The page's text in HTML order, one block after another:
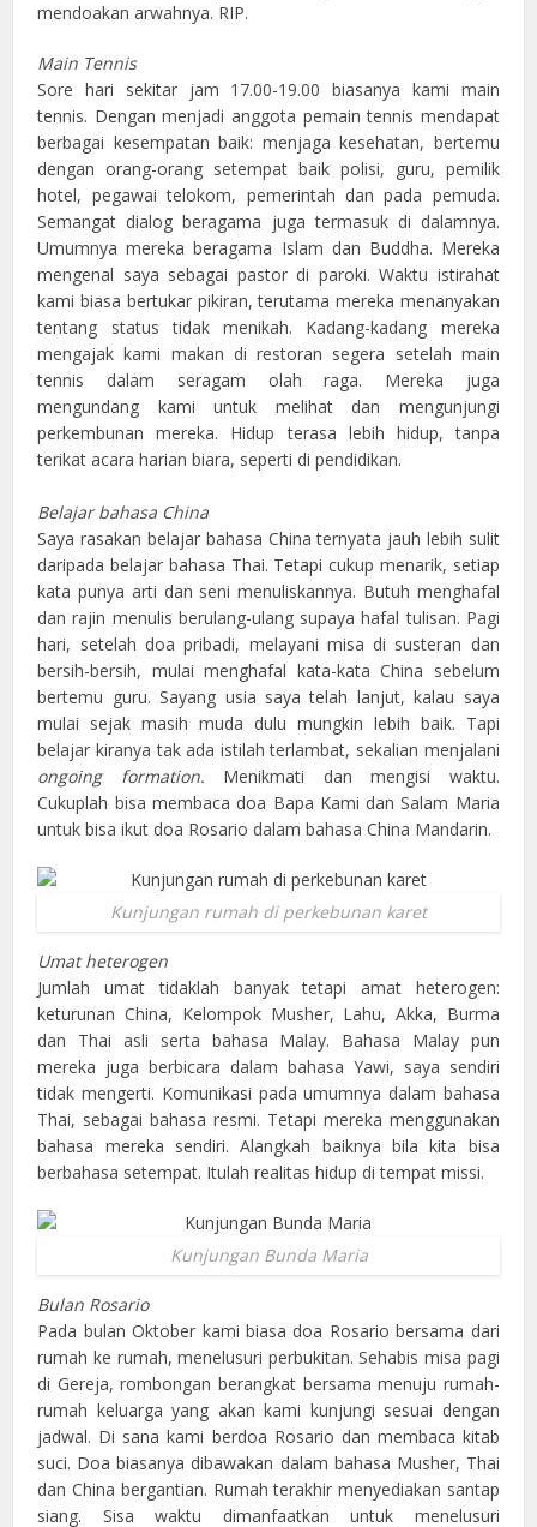
mendoakan arwahnya. RIP.
Main Tennis
Sore hari sekitar jam 17.00-19.00 biasanya kami main
tennis. Dengan menjadi anggota pemain tennis mendapat
berbagai kesempatan baik: menjaga kesehatan, bertemu
dengan orang-orang setempat baik polisi, guru, pemilik
hotel, pegawai telokom, pemerintah dan pada pemuda.
Semangat dialog beragama juga termasuk di dalamnya.
Umumnya mereka beragama Islam dan Buddha. Mereka
mengenal saya sebagai pastor di paroki. Waktu istirahat
kami biasa bertukar pikiran, terutama mereka menanyakan
tentang status tidak menikah. Kadang-kadang mereka
mengajak kami makan di restoran segera setelah main
tennis dalam seragam olah raga. Mereka juga
mengundang kami untuk melihat dan mengunjungi
perkembunan mereka. Hidup terasa lebih hidup, tanpa
terikat acara harian biara, seperti di pendidikan.
Belajar bahasa China
Saya rasakan belajar bahasa China ternyata jauh lebih sulit
daripada belajar bahasa Thai. Tetapi cukup menarik, setiap
kata punya arti dan seni menuliskannya. Butuh menghafal
dan rajin menulis berulang-ulang supaya hafal tulisan. Pagi
hari, setelah doa pribadi, melayani misa di susteran dan
bersih-bersih, mulai menghafal kata-kata China sebelum
bertemu guru. Sayang usia saya telah lanjut, kalau saya
mulai sejak masih muda dulu mungkin lebih baik. Tapi
belajar kiranya tak ada istilah terlambat, sekalian menjalani
ongoing formation. Menikmati dan mengisi waktu.
Cukuplah bisa membaca doa Bapa Kami dan Salam Maria
untuk bisa ikut doa Rosario dalam bahasa China Mandarin.
Kunjungan rumah di perkebunan karet
Umat heterogen
Jumlah umat tidaklah banyak tetapi amat heterogen:
keturunan China, Kelompok Musher, Lahu, Akka, Burma
dan Thai asli serta bahasa Malay. Bahasa Malay pun
mereka juga berbicara dalam bahasa Yawi, saya sendiri
tidak mengerti. Komunikasi pada umumnya dalam bahasa
Thai, sebagai bahasa resmi. Tetapi mereka menggunakan
bahasa mereka sendiri. Alangkah baiknya bila kita bisa
berbahasa setempat. Itulah realitas hidup di tempat missi.
Kunjungan Bunda Maria
Bulan Rosario
Pada bulan Oktober kami biasa doa Rosario bersama dari
rumah ke rumah, menelusuri perbukitan. Sehabis misa pagi
di Gereja, rombongan berangkat bersama menuju rumah-
rumah keluarga yang akan kami kunjungi sesuai dengan
jadwal. Di sana kami berdoa Rosario dan membaca kitab
suci. Doa biasanya dibawakan dalam bahasa Musher, Thai
dan China bergantian. Rumah terakhir menyediakan santap
siang. Sisa waktu dimanfaatkan untuk menelusuri